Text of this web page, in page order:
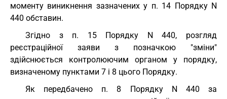
моменту виникнення зазначених у п. 14 Порядку N
440 обставин.
Згідно з п. 15 Порядку N 440, розгляд
реєстраційної заяви з позначкою "зміни"
здійснюється контролюючим органом у порядку,
визначеному пунктами 7 і 8 цього Порядку.
Як передбачено п. 8 Порядку N 440 за